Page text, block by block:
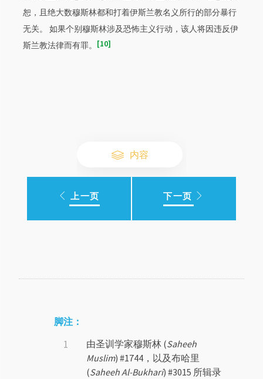
恕，且绝大数穆斯林都和打着伊斯兰教名义所行的部分暴行
无关。 如果个别穆斯林涉及恐怖主义行动，该人将因违反伊
斯兰教法律而有罪。
10
内容
上一页 下一页
脚注：
由圣训学家穆斯林 (Saheeh
Muslim) #1744，以及布哈里
(Saheeh Al-Bukhari) #3015 所辑录